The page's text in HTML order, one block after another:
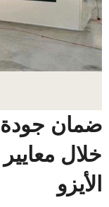
ضمان جودة
خلال
الأيزو